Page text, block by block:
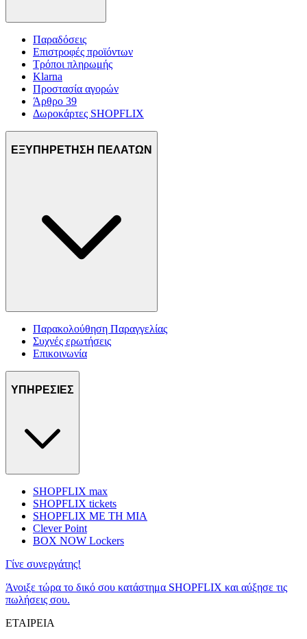
Παραδόσεις
Επιστροφές προϊόντων
Τρόποι πληρωμής
Klarna
Προστασία αγορών
Άρθρο 39
Δωροκάρτες SHOPFLIX
ΕΞΥΠΗΡΕΤΗΣΗ ΠΕΛΑΤΩΝ
Παρακολούθηση Παραγγελίας
Συχνές ερωτήσεις
Επικοινωνία
ΥΠΗΡΕΣΙΕΣ
SHOPFLIX max
SHOPFLIX tickets
SHOPFLIX ΜΕ ΤΗ ΜΙΑ
Clever Point
BOX NOW Lockers
Γίνε συνεργάτης!
Άνοιξε τώρα το δικό σου κατάστημα SHOPFLIX και αύξησε τις
πωλήσεις σου.
ΕΤΑΙΡΕΙΑ